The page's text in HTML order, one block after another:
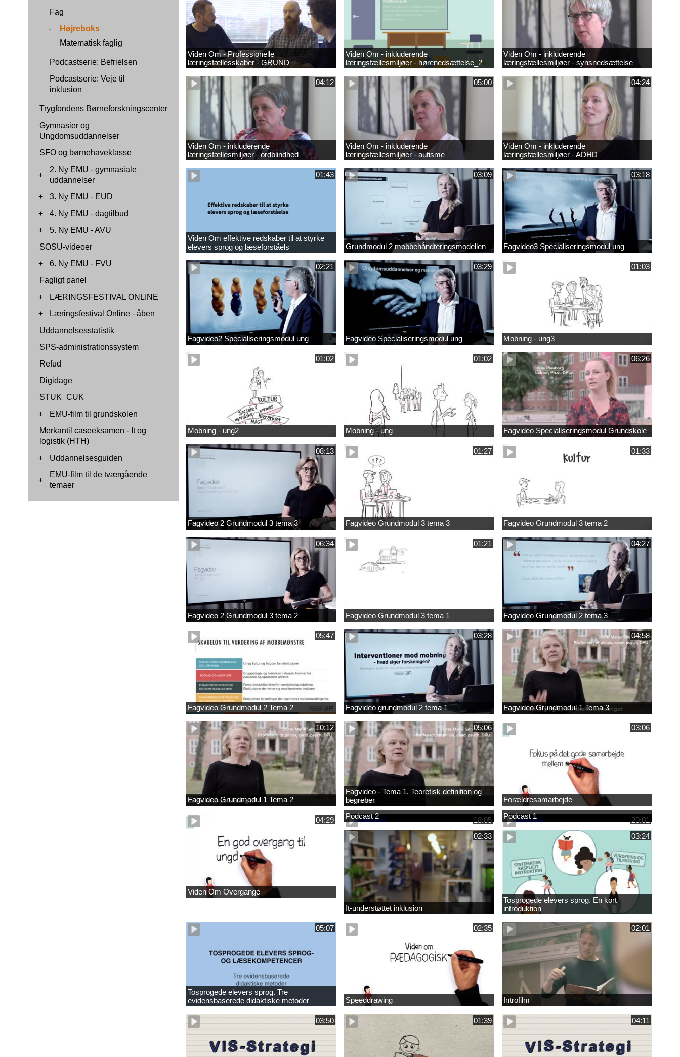
Fag
-
Højreboks
Matematisk faglig
Podcastserie: Befrielsen
Podcastserie: Veje til
inklusion
Trygfondens Børneforskningscenter
Gymnasier og
Ungdomsuddannelser
SFO og børnehaveklasse
+
2. Ny EMU - gymnasiale
uddannelser
+
3. Ny EMU - EUD
+
4. Ny EMU - dagtilbud
+
5. Ny EMU - AVU
SOSU-videoer
+
6. Ny EMU - FVU
Fagligt panel
+
LÆRINGSFESTIVAL ONLINE
+
Læringsfestival Online - åben
Uddannelsesstatistik
SPS-administrationssystem
Refud
Digidage
STUK_CUK
+
EMU-film til grundskolen
Merkantil caseeksamen - It og
logistik (HTH)
+
Uddannelsesguiden
+
EMU-film til de tværgående
temaer
Viden Om - Professionelle
læringsfællesskaber - GRUND
Viden Om - inkluderende
læringsfællesmiljøer - hørenedsættelse_2
Viden Om - inkluderende
læringsfællesmiljøer - synsnedsættelse
04:12
Viden Om - inkluderende
læringsfællesmiljøer - ordblindhed
05:00
Viden Om - inkluderende
læringsfællesmiljøer - autisme
04:24
Viden Om - inkluderende
læringsfællesmiljøer - ADHD
01:43
Viden Om effektive redskaber til at styrke
elevers sprog og læseforståels
03:09
Grundmodul 2 mobbehåndteringsmodellen
03:18
Fagvideo3 Specialiseringsmodul ung
02:21
Fagvideo2 Specialiseringsmodul ung
03:29
Fagvideo Specialiseringsmodul ung
01:03
Mobning - ung3
01:02
Mobning - ung2
01:02
Mobning - ung
06:26
Fagvideo Specialiseringsmodul Grundskole
08:13
Fagvideo 2 Grundmodul 3 tema 3
01:27
Fagvideo Grundmodul 3 tema 3
01:33
Fagvideo Grundmodul 3 tema 2
06:34
Fagvideo 2 Grundmodul 3 tema 2
01:21
Fagvideo Grundmodul 3 tema 1
04:27
Fagvideo Grundmodul 2 tema 3
05:47
Fagvideo Grundmodul 2 Tema 2
03:28
Fagvideo grundmodul 2 tema 1
04:58
Fagvideo Grundmodul 1 Tema 3
10:12
Fagvideo Grundmodul 1 Tema 2
05:06
Fagvideo - Tema 1. Teoretisk definition og
begreber
03:06
Forældresamarbejde
04:29
Viden Om Overgange
18:05
Podcast 2 20:01
Podcast 1
02:33
It-understøttet inklusion
03:24
Tosprogede elevers sprog. En kort
introduktion
05:07
Tosprogede elevers sprog. Tre
evidensbaserede didaktiske metoder
02:35
Speeddrawing
02:01
Introfilm
03:50 01:39 04:11